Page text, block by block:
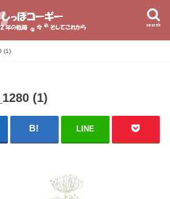
search
(1)
(1)
LINE